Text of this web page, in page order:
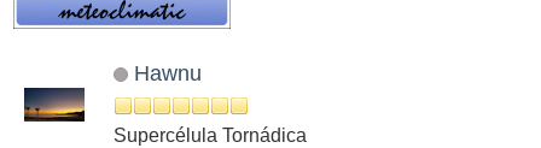
Hawnu
Supercélula Tornádica